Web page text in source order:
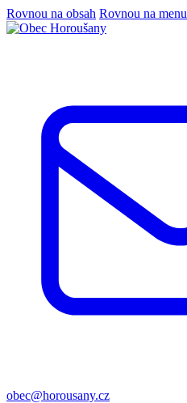
Rovnou na obsah Rovnou na menu
obec@horousany.cz